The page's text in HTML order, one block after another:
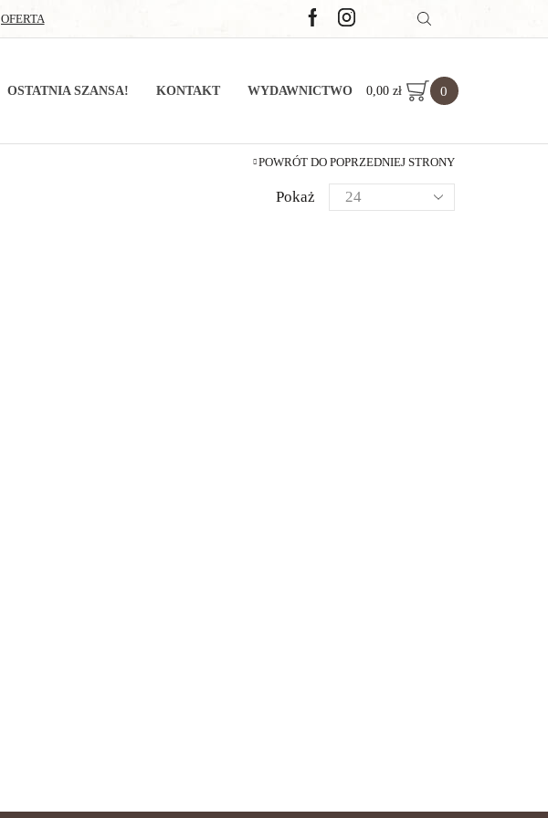
OFERTA
OSTATNIA SZANSA! KONTAKT WYDAWNICTWO 0,00zł 0
POWRÓT DO POPRZEDNIEJ STRONY
Pokaż